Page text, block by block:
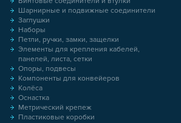
Шарнирные и подвижные соединители
Заглушки
Наборы
Петли, ручки, замки, защелки
Элементы для крепления кабелей,
панелей, листа, сетки
Опоры, подвесы
Компоненты для конвейеров
Колёса
Оснастка
Метрический крепеж
Пластиковые коробки